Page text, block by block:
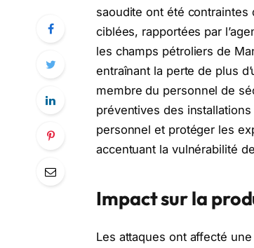
saoudite ont été contraintes
ciblées, rapportées par
les champs pétroliers de
entraînant la perte de plus
membre du personnel de
préventives des
personnel et protéger les
accentuant la vulnérabilité
Impact sur la
Les attaques ont affecté